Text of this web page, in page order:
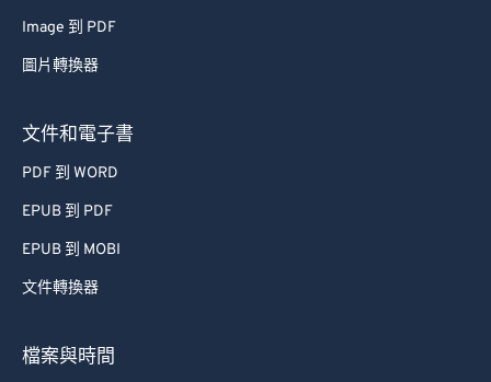
Image 到 PDF
圖片轉換器
文件和電子書
PDF 到 WORD
EPUB 到 PDF
EPUB 到 MOBI
文件轉換器
檔案與時間